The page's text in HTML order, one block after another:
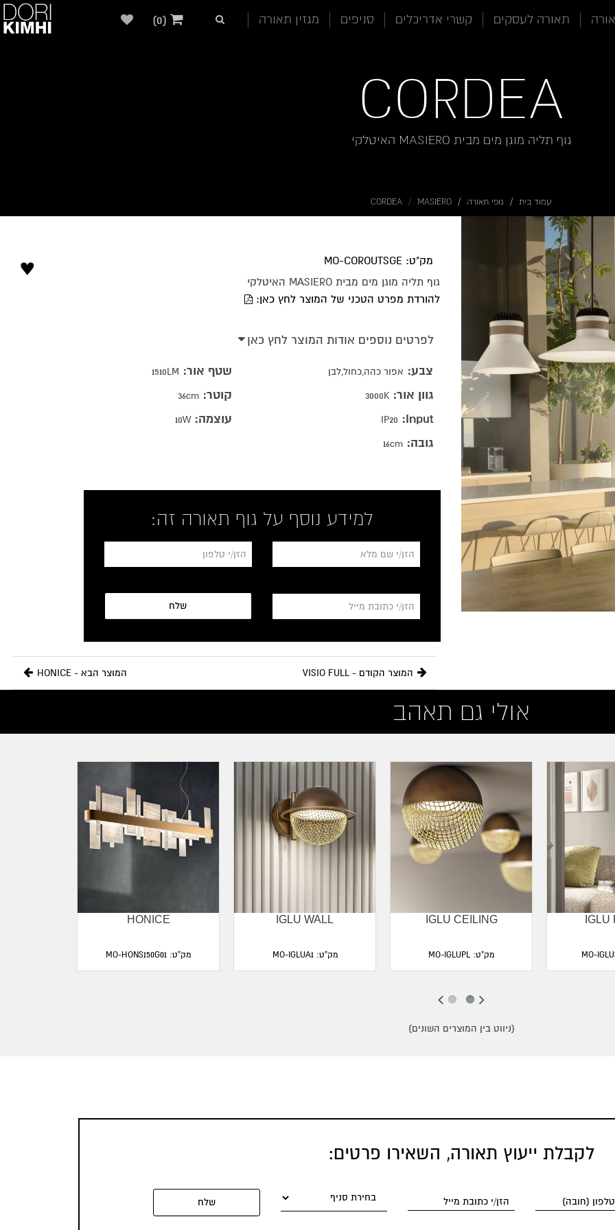
תאורה לעסקים קשרי אדריכלים סניפים מגזין תאורה (0)
CORDEA
גוף תליה מוגן מים מבית MASIERO האיטלקי
עמוד בית גופי תאורה MASIERO
CORDEA
מק"ט: MO-COROUTSGE
גוף תליה מוגן מים מבית MASIERO האיטלקי
להורדת מפרט הטכני של המוצר לחץ כאן:
♥
לפרטים נוספים אודות המוצר לחץ כאן
צבע: אפור כהה,כחול,לבן
גוון אור: 3000K
Input:
IP20
גובה: 16cm
שטף אור: 1510LM
קוטר: 36cm
עוצמה: 10W
המוצר הקודם - VISIO FULL המוצר הבא - HONICE
למידע נוסף על גוף תאורה זה:
שלח
אולי גם תאהב
HONICE
מק"ט: MO-HONS150G01
IGLU WALL
מק"ט: MO-IGLUA1
IGLU CEILING
מק"ט: MO-IGLUPL
IGLU
(ניווט בין המוצרים השונים)
לקבלת ייעוץ תאורה, השאירו פרטים:
שלח